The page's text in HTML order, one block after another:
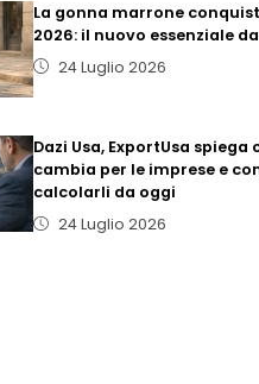
La gonna marrone
2026: il nuovo essenziale
24 Luglio 2026
Dazi Usa, ExportUsa spiega
cambia per le imprese e
calcolarli da oggi
24 Luglio 2026